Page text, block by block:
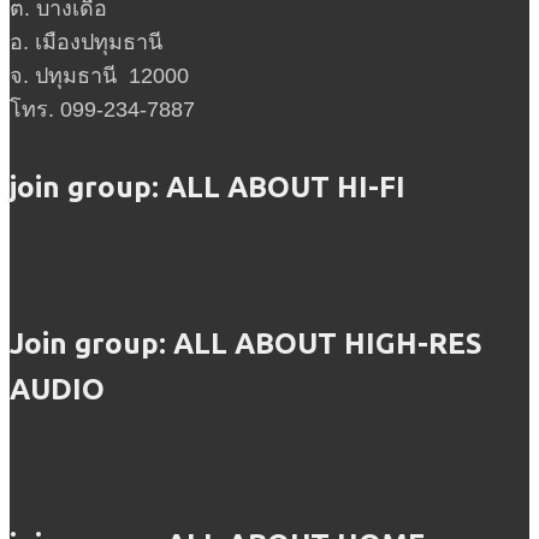
ต. บางเดื่อ
อ. เมืองปทุมธานี
จ. ปทุมธานี 12000
โทร. 099-234-7887
join group: ALL ABOUT HI-FI
Join group: ALL ABOUT HIGH-RES
AUDIO